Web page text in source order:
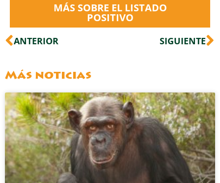
MÁS SOBRE EL LISTADO
POSITIVO
Ant
ANTERIOR SIGUIENTE
Más noticias